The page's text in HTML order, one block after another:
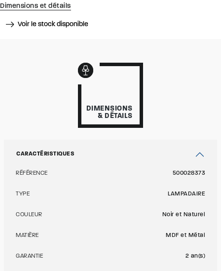
Dimensions et détails
Voir le stock disponible
DIMENSIONS
& DÉTAILS
CARACTÉRISTIQUES
RÉFÉRENCE 500028373
TYPE LAMPADAIRE
COULEUR Noir et Naturel
MATIÈRE MDF et Métal
GARANTIE 2 an(s)